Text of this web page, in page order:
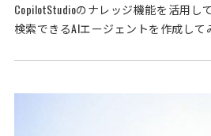
CopilotStudioのナレッジ機能を活用し
検索できるAIエージェントを作成して